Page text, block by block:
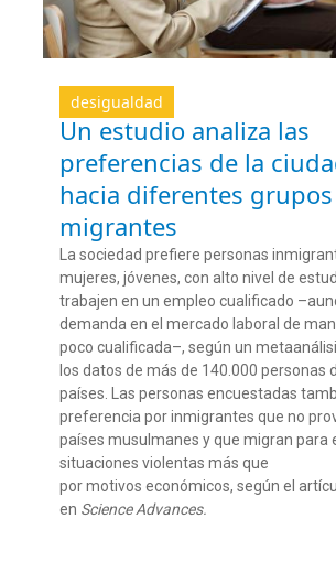
desigualdad
Un estudio analiza las
preferencias de la
hacia diferentes
migrantes
La sociedad prefiere personas
mujeres, jóvenes, con alto nivel de
trabajen en un empleo cualificado
demanda en el mercado laboral de
poco cualificada–, según un
los datos de más de 140.000 personas
países. Las personas encuestadas
preferencia por inmigrantes que no
países musulmanes y que migran para
situaciones violentas más que
por motivos económicos, según el
en Science Advances.